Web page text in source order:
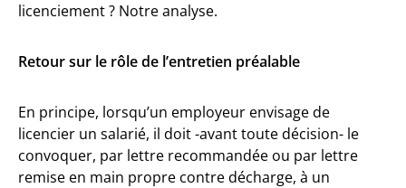
licenciement ? Notre analyse.
Retour sur le rôle de l’entretien préalable
En principe, lorsqu’un employeur envisage de
licencier un salarié, il doit -avant toute décision- le
convoquer, par lettre recommandée ou par lettre
remise en main propre contre décharge, à un